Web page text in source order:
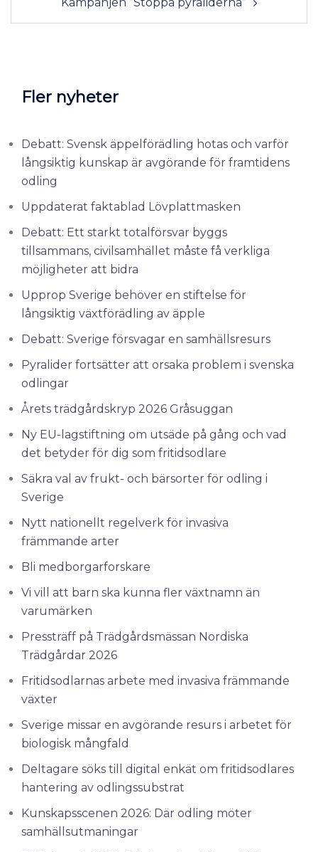
Kampanjen ”Stoppa pyraliderna”
Fler nyheter
Debatt: Svensk äppelförädling hotas och varför
långsiktig kunskap är avgörande för framtidens
odling
Uppdaterat faktablad Lövplattmasken
Debatt: Ett starkt totalförsvar byggs
tillsammans, civilsamhället måste få verkliga
möjligheter att bidra
Upprop Sverige behöver en stiftelse för
långsiktig växtförädling av äpple
Debatt: Sverige försvagar en samhällsresurs
Pyralider fortsätter att orsaka problem i svenska
odlingar
Årets trädgårdskryp 2026 Gråsuggan
Ny EU-lagstiftning om utsäde på gång och vad
det betyder för dig som fritidsodlare
Säkra val av frukt- och bärsorter för odling i
Sverige
Nytt nationellt regelverk för invasiva
främmande arter
Bli medborgarforskare
Vi vill att barn ska kunna fler växtnamn än
varumärken
Pressträff på Trädgårdsmässan Nordiska
Trädgårdar 2026
Fritidsodlarnas arbete med invasiva främmande
växter
Sverige missar en avgörande resurs i arbetet för
biologisk mångfald
Deltagare söks till digital enkät om fritidsodlares
hantering av odlingssubstrat
Kunskapsscenen 2026: Där odling möter
samhällsutmaningar